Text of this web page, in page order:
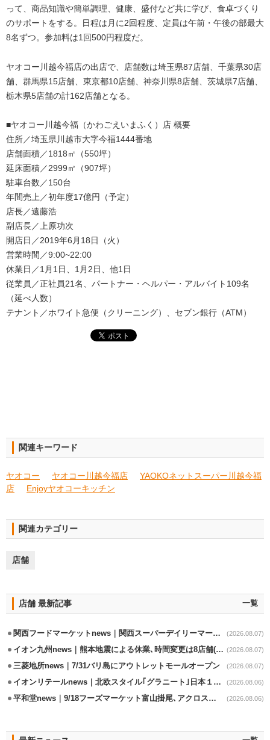
って、商品知識や簡単調理、健康、盛付など共に学び、食卓づくり
のサポートをする。日程は月に2回程度、定員は午前・午後の部最大
8名ずつ。参加料は1回500円程度だ。
ヤオコー川越今福店の出店で、店舗数は埼玉県87店舗、千葉県30店
舗、群馬県15店舗、東京都10店舗、神奈川県8店舗、茨城県7店舗、
栃木県5店舗の計162店舗となる。
■ヤオコー川越今福（かわごえいまふく）店 概要
住所／埼玉県川越市大字今福1444番地
店舗面積／1818㎡（550坪）
延床面積／2999㎡（907坪）
駐車台数／150台
年間売上／初年度17億円（予定）
店長／遠藤浩
副店長／上原功次
開店日／2019年6月18日（火）
営業時間／9:00~22:00
休業日／1月1日、1月2日、他1日
従業員／正社員21名、パートナー・ヘルパー・アルバイト109名
（延べ人数）
テナント／ホワイト急便（クリーニング）、セブン銀行（ATM）
関連キーワード
ヤオコー ヤオコー川越今福店
YAOKOネットスーパー川越今福
店
Enjoyヤオコーキッチン
関連カテゴリー
店舗
店舗 最新記事 一覧
関西フードマーケットnews｜関西スーパーデイリーマート蒲生店8/7改装 (2026.08.07)
イオン九州news｜熊本地震による休業､時間変更は8店舗(8/7時点) (2026.08.07)
三菱地所news｜7/31バリ島にアウトレットモールオープン (2026.08.07)
イオンリテールnews｜北欧スタイル｢グラニート｣日本１号店を自由が丘に開業 (2026.08.06)
平和堂news｜9/18フーズマーケット富山掛尾､アクロスプラザ内に出店 (2026.08.06)